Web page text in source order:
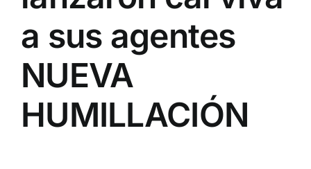
a sus agentes
NUEVA
HUMILLACIÓN